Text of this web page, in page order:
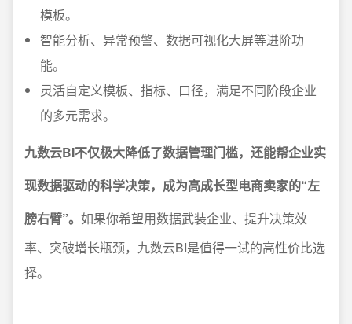
模板。
智能分析、异常预警、数据可视化大屏等进阶功
能。
灵活自定义模板、指标、口径，满足不同阶段企业
的多元需求。
九数云BI不仅极大降低了数据管理门槛，还能帮企业实
现数据驱动的科学决策，成为高成长型电商卖家的“左
膀右臂”。 如果你希望用数据武装企业、提升决策效
率、突破增长瓶颈，九数云BI是值得一试的高性价比选
择。